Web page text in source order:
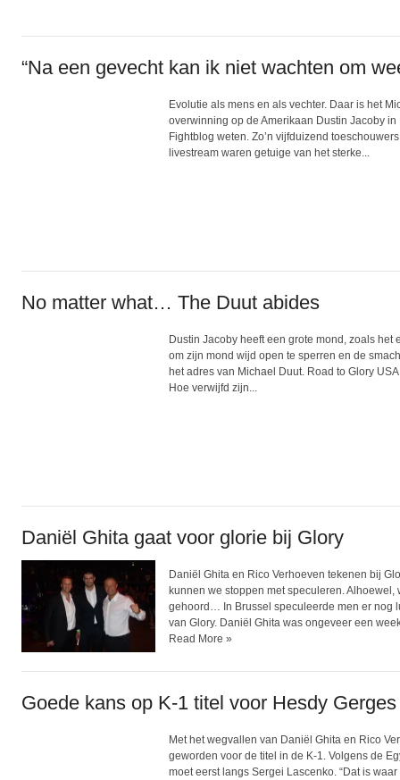
“Na een gevecht kan ik niet wachten om
Evolutie als mens en als vechter. Daar is het
overwinning op de Amerikaan Dustin Jacoby
Fightblog weten. Zo’n vijfduizend
livestream waren getuige van het sterke...
No matter what… The Duut abides
Dustin Jacoby heeft een grote mond, zoals
om zijn mond wijd open te sperren en de
het adres van Michael Duut. Road to Glory
Hoe verwijfd zijn...
Daniël Ghita gaat voor glorie bij Glory
Daniël Ghita en Rico Verhoeven tekenen bij
kunnen we stoppen met speculeren.
gehoord… In Brussel speculeerde men er nog
van Glory. Daniël Ghita was ongeveer een
Read More »
Goede kans op K-1 titel voor Hesdy Gerges
Met het wegvallen van Daniël Ghita en Rico
geworden voor de titel in de K-1. Volgens de
moet eerst langs Sergei Lascenko. “Dat is